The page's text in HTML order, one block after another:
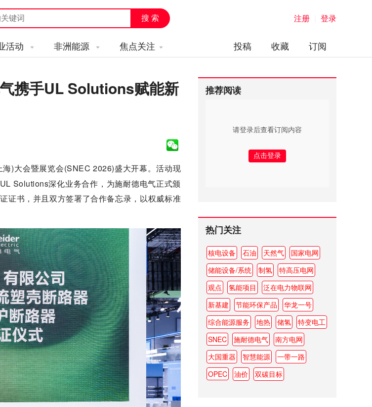
注册 登录
活动 非洲能源 焦点关注 订阅
收藏
投稿
携手UL Solutions赋能新
)大会暨展览会(SNEC 2026)盛大开幕。活动现
Solutions深化业务合作，为施耐德电气正式颁
证书，并且双方签署了合作备忘录，以权威标准
推荐阅读
请登录后查看订阅内容
热门关注
核电设备 石油 天然气
国家电网
储能设备/系统
制氢
特高压电网
观点
氢能项目
泛在电力物联网
新基建
节能环保产品
华龙一号
综合能源服务
地热 储氢
特变电工
SNEC
施耐德电气
南方电网
大国重器
智慧能源
一带一路
OPEC
油价 双碳目标